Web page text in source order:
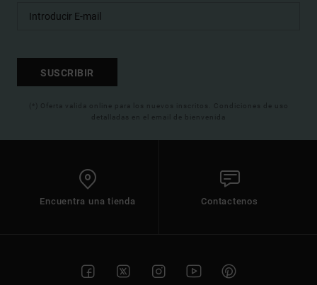
SUSCRIBIR
(*) Oferta valida online para los nuevos inscritos. Condiciones de uso
detalladas en el email de bienvenida
Encuentra una tienda Contactenos